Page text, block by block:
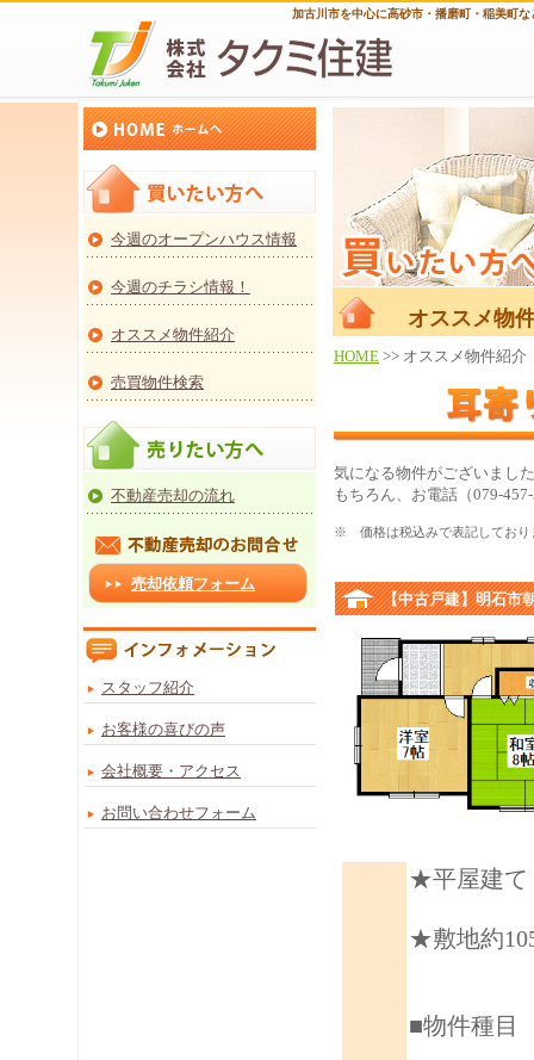
加古川市を中心に高砂市・播磨町・稲美町
今週のオープンハウス情報
今週のチラシ情報！
オススメ物件紹介
売買物件検索
不動産売却の流れ
売却依頼フォーム
スタッフ紹介
お客様の喜びの声
会社概要・アクセス
お問い合わせフォーム
オススメ物件
HOME >> オススメ物件紹介
気になる物件がございまし
もちろん、お電話（079-
※ 価格は税込みで表記しており
【中古戸建】明石市
★平屋建て
★敷地約
■物件種目